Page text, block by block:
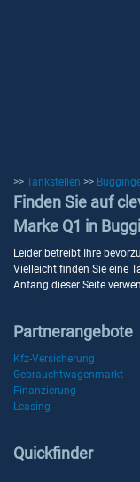
>> Tankstellen >>
Finden Sie auf
Marke Q1 in
Leider betreibt Ihre
Vielleicht finden Sie eine
Anfang dieser Seite
Partnerangebote
Kfz-Versicherung
Gebrauchtwagenmarkt
Finanzierung
Leasing
Quickfinder